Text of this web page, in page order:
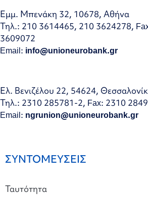
Εμμ. Μπενάκη 32, 10678, Αθήνα
Τηλ.: 210 3614465, 210 3624278,
3609072
Email: info@unioneurobank.gr
Ελ. Βενιζέλου 22, 54624,
Τηλ.: 2310 285781-2, Fax: 2310
Email: ngrunion@unioneurobank.gr
ΣΥΝΤΟΜΕΥΣΕΙΣ
Ταυτότητα